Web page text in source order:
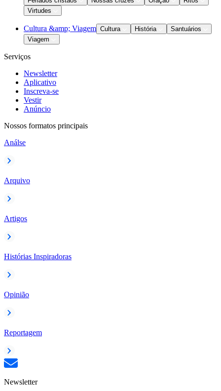
Virtudes
Cultura &amp; Viagem Cultura História
Santuários
Viagem
Serviços
Newsletter
Aplicativo
Inscreva-se
Vestir
Anúncio
Nossos formatos principais
Análse
Arquivo
Artigos
Histórias Inspiradoras
Opinião
Reportagem
Newsletter